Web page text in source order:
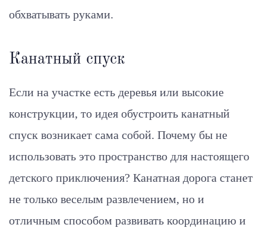
обхватывать руками.
Канатный спуск
Если на участке есть деревья или высокие
конструкции, то идея обустроить канатный
спуск возникает сама собой. Почему бы не
использовать это пространство для настоящего
детского приключения? Канатная дорога станет
не только веселым развлечением, но и
отличным способом развивать координацию и